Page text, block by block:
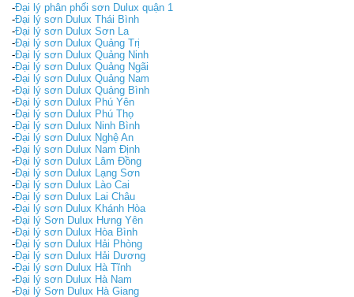
-Đại lý phân phối sơn Dulux quận 1
-Đại lý sơn Dulux Thái Bình
-Đại lý sơn Dulux Sơn La
-Đại lý sơn Dulux Quảng Trị
-Đại lý sơn Dulux Quảng Ninh
-Đại lý sơn Dulux Quảng Ngãi
-Đại lý sơn Dulux Quảng Nam
-Đại lý sơn Dulux Quảng Bình
-Đại lý sơn Dulux Phú Yên
-Đại lý sơn Dulux Phú Thọ
-Đại lý sơn Dulux Ninh Bình
-Đại lý sơn Dulux Nghệ An
-Đại lý sơn Dulux Nam Định
-Đại lý sơn Dulux Lâm Đồng
-Đại lý sơn Dulux Lạng Sơn
-Đại lý sơn Dulux Lào Cai
-Đại lý sơn Dulux Lai Châu
-Đại lý sơn Dulux Khánh Hòa
-Đại lý Sơn Dulux Hưng Yên
-Đại lý sơn Dulux Hòa Bình
-Đại lý sơn Dulux Hải Phòng
-Đại lý sơn Dulux Hải Dương
-Đại lý sơn Dulux Hà Tĩnh
-Đại lý sơn Dulux Hà Nam
-Đại lý Sơn Dulux Hà Giang